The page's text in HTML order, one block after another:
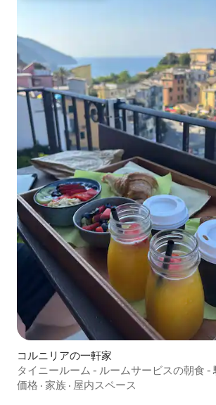
コルニリアの一軒家
タイニールーム - ルームサービスの朝食 -
価格 · 家族 · 屋内スペース